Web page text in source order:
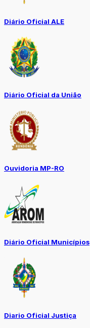
Diário Oficial ALE
Diário Oficial da União
Ouvidoria MP-RO
Diário Oficial Municípios
Diario Oficial Justiça